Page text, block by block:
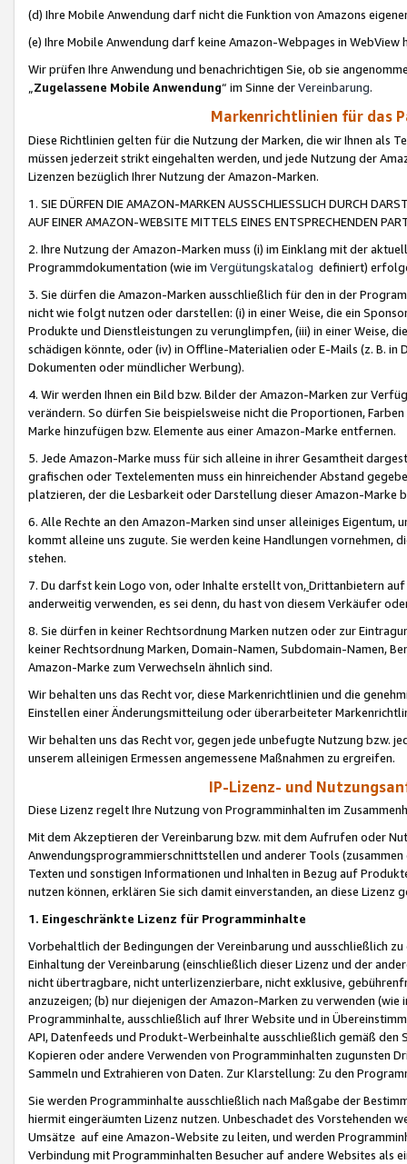
(d) Ihre Mobile Anwendung darf nicht die Funktion von Amazons
(e) Ihre Mobile Anwendung darf keine Amazon-Webpages in WebView
Wir prüfen Ihre Anwendung und benachrichtigen Sie, ob sie
„Zugelassene Mobile Anwendung“ im Sinne derVereinbarung.
Markenrichtlinien für das
Diese Richtlinien gelten für die Nutzung der Marken, die wir Ihnen als
müssen jederzeit strikt eingehalten werden, und jede Nutzung der
Lizenzen bezüglich Ihrer Nutzung der Amazon-Marken.
1. SIE DÜRFEN DIE AMAZON-MARKEN AUSSCHLIESSLICH DURCH
AUF EINER AMAZON-WEBSITE MITTELS EINES ENTSPRECHENDEN
2. Ihre Nutzung der Amazon-Marken muss (i) im Einklang mit der
Programmdokumentation (wie im Vergütungskatalog definiert)
3. Sie dürfen die Amazon-Marken ausschließlich für den in der
nicht wie folgt nutzen oder darstellen: (i) in einer Weise, die ein
Produkte und Dienstleistungen zu verunglimpfen, (iii) in einer Weise,
schädigen könnte, oder (iv) in Offline-Materialien oder E-Mails (z. B. in
Dokumenten oder mündlicher Werbung).
4. Wir werden Ihnen ein Bild bzw. Bilder der Amazon-Marken zur
verändern. So dürfen Sie beispielsweise nicht die Proportionen,
Marke hinzufügen bzw. Elemente aus einer Amazon-Marke entfernen.
5. Jede Amazon-Marke muss für sich alleine in ihrer Gesamtheit
grafischen oder Textelementen muss ein hinreichender Abstand
platzieren, der die Lesbarkeit oder Darstellung dieser Amazon-Marke
6. Alle Rechte an den Amazon-Marken sind unser alleiniges
kommt alleine uns zugute. Sie werden keine Handlungen vornehmen,
stehen.
7. Du darfst kein Logo von, oder Inhalte erstellt von,Drittanbietern auf
anderweitig verwenden, es sei denn, du hast von diesem Verkäufer
8. Sie dürfen in keiner Rechtsordnung Marken nutzen oder zur
keiner Rechtsordnung Marken, Domain-Namen, Subdomain-Namen,
Amazon-Marke zum Verwechseln ähnlich sind.
Wir behalten uns das Recht vor, diese Markenrichtlinien und die
Einstellen einer Änderungsmitteilung oder überarbeiteter
Wir behalten uns das Recht vor, gegen jede unbefugte Nutzung bzw.
unserem alleinigen Ermessen angemessene Maßnahmen zu ergreifen.
IP-Lizenz- und
Diese Lizenz regelt Ihre Nutzung von Programminhalten im
Mit dem Akzeptieren der Vereinbarung bzw. mit dem Aufrufen oder
Anwendungsprogrammierschnittstellen und anderer Tools (zusammen
Texten und sonstigen Informationen und Inhalten in Bezug auf
nutzen können, erklären Sie sich damit einverstanden, an diese Lizenz
1. Eingeschränkte Lizenz für Programminhalte
Vorbehaltlich der Bedingungen der Vereinbarung und ausschließlich
Einhaltung der Vereinbarung (einschließlich dieser Lizenz und der
nicht übertragbare, nicht unterlizenzierbare, nicht exklusive,
anzuzeigen; (b) nur diejenigen der Amazon-Marken zu verwenden
Programminhalte, ausschließlich auf Ihrer Website und in
API, Datenfeeds und Produkt-Werbeinhalte ausschließlich gemäß
Kopieren oder andere Verwenden von Programminhalten zugunsten
Sammeln und Extrahieren von Daten. Zur Klarstellung: Zu den
Sie werden Programminhalte ausschließlich nach Maßgabe der
hiermit eingeräumten Lizenz nutzen. Unbeschadet des Vorstehenden
Umsätze auf eine Amazon-Website zu leiten, und werden
Verbindung mit Programminhalten Besucher auf andere Websites als